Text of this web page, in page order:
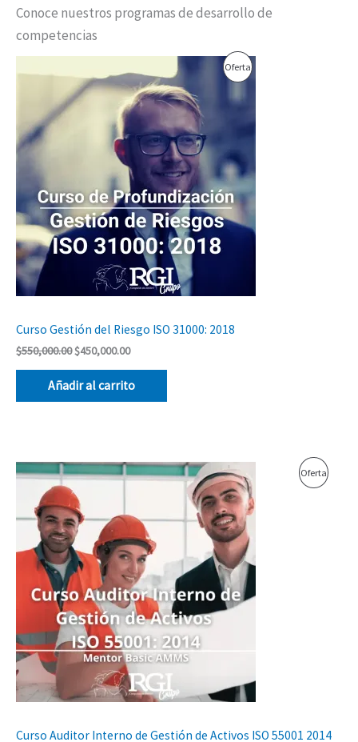
Conoce nuestros programas de desarrollo de
competencias
OfertaProducto
Oferta
Curso Gestión del Riesgo ISO 31000: 2018
$550,000.00
precio
original
era:
$550,000.00.
$450,000.00
precio
actual
es:
$450,000.00.
Añadir al carrito
Oferta
Curso Auditor Interno de Gestión de Activos ISO 55001 2014
El
precio
original
era:
$550,000.00.
El
precio
es:
$450,000.00.